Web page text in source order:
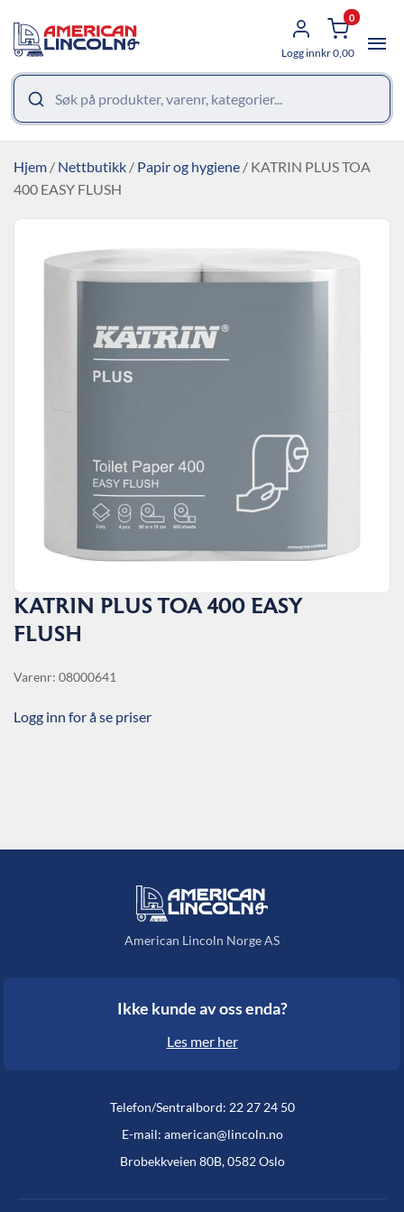
Logg inn
0
kr0,00
Hjem / Nettbutikk / Papir og hygiene / KATRIN PLUS TOA
400 EASY FLUSH
KATRIN PLUS TOA 400 EASY
FLUSH
Varenr: 08000641
Logg inn for å se priser
American Lincoln Norge AS
Ikke kunde av oss enda?
Les mer her
Telefon/Sentralbord: 22 27 24 50
E-mail: american@lincoln.no
Brobekkveien 80B, 0582 Oslo